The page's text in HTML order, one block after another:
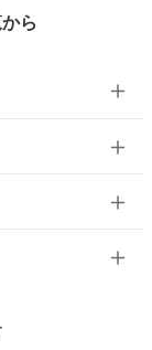
ら